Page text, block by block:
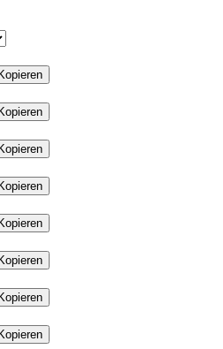
Kopieren
Kopieren
Kopieren
Kopieren
Kopieren
Kopieren
Kopieren
Kopieren